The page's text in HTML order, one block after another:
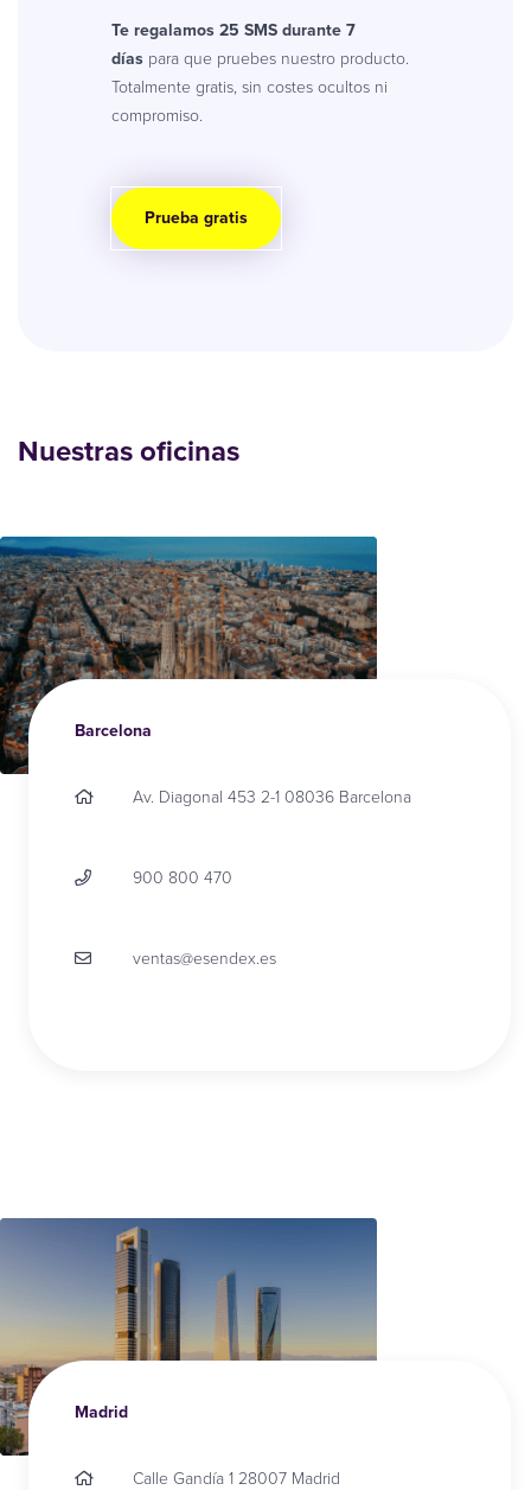
Te regalamos 25 SMS durante 7
días para que pruebes nuestro producto.
Totalmente gratis, sin costes ocultos ni
compromiso.
Prueba gratis
Nuestras oficinas
Barcelona
Av. Diagonal 453 2-1 08036 Barcelona
900 800 470
ventas@esendex.es
Madrid
Calle Gandía 1 28007 Madrid